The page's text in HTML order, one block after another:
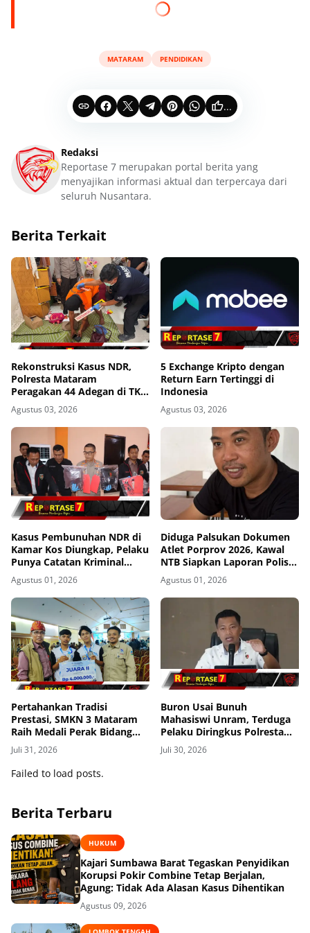
MATARAM PENDIDIKAN
...
Redaksi
Reportase 7 merupakan portal berita yang
menyajikan informasi aktual dan terpercaya dari
seluruh Nusantara.
Berita Terkait
Rekonstruksi Kasus NDR,
Polresta Mataram
Peragakan 44 Adegan di TKP
Kos Gomong
Agustus 03, 2026
5 Exchange Kripto dengan
Return Earn Tertinggi di
Indonesia
Agustus 03, 2026
Kasus Pembunuhan NDR di
Kamar Kos Diungkap, Pelaku
Punya Catatan Kriminal
Kekerasan
Agustus 01, 2026
Diduga Palsukan Dokumen
Atlet Porprov 2026, Kawal
NTB Siapkan Laporan Polisi
ke Polda NTB
Agustus 01, 2026
Pertahankan Tradisi
Prestasi, SMKN 3 Mataram
Raih Medali Perak Bidang
Robotics di LKS Tingkat
Provinsi 2026
Juli 31, 2026
Buron Usai Bunuh
Mahasiswi Unram, Terduga
Pelaku Diringkus Polresta
Mataram di Gomong
Juli 30, 2026
Failed to load posts.
Berita Terbaru
HUKUM
Kajari Sumbawa Barat Tegaskan Penyidikan
Korupsi Pokir Combine Tetap Berjalan,
Agung: Tidak Ada Alasan Kasus Dihentikan
Agustus 09, 2026